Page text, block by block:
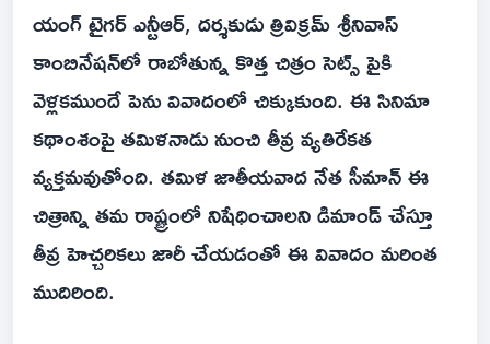
యంగ్ టైగర్ ఎన్టీఆర్, దర్శకుడు త్రివిక్రమ్ శ్రీనివాస్
కాంబినేషన్‌లో రాబోతున్న కొత్త చిత్రం సెట్స్ పైకి
వెళ్లకముందే పెను వివాదంలో చిక్కుకుంది. ఈ సినిమా
కథాంశంపై తమిళనాడు నుంచి తీవ్ర వ్యతిరేకత
వ్యక్తమవుతోంది. తమిళ జాతీయవాద నేత సీమాన్ ఈ
చిత్రాన్ని తమ రాష్ట్రంలో నిషేధించాలని డిమాండ్ చేస్తూ
తీవ్ర హెచ్చరికలు జారీ చేయడంతో ఈ వివాదం మరింత
ముదిరింది.